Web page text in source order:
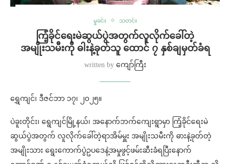
မှုခင်း သတင်း
ကြံ့ခိုင်ရေးမဲဆွယ်ပွဲအတွက်လူလိုက်ခေါ်တဲ့
အမျိုးသမီးကို ဓါးနဲ့ခုတ်သူ ထောင် ၇ နှစ်ချမှတ်ခံရ
written by ကျော်ကြီး
ရွှေကျင်၊ ဒီဇင်ဘာ ၁၇၊ ၂၀၂၅။
ပဲခူးတိုင်း၊ ရွေကျင်မြို့နယ်၊ အနောက်ဘက်ကျေးရွာမှာ ကြံ့ခိုင်ရေးမဲ
ဆွယ်ပွဲအတွက် လူလိုက်ခေါ်တဲ့ရာအိမ်မှူး အမျိုးသမီးကို ဓားနဲ့ခုတ်တဲ့
အမျိုးသား ရွေးကောက်ပွဲဥပဒေနဲ့အမှုဖွင့်ဖမ်းဆီးခံရပြီးနောက်